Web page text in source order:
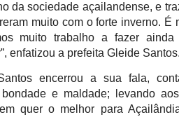
da sociedade açailandense, e
muito com o forte inverno. É
muito trabalho a fazer
enfatizou a prefeita Gleide Santos.
encerrou a sua fala,
e maldade; levando
quer o melhor para